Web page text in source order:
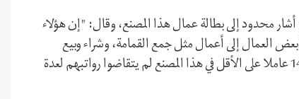
اليوم الثلاثاء 28 أبريل (نيسان)، أشار محدود إلى بطالة عمال هذا المصنع، وقال: "إن هؤلاء
العمال إلى أعمال مثل جمع القمامة، وشراء وبيع
البلاستيك القديم، والمواد المستهلكة لكسب المال"، مضيفًا أن 140 عاملا على الأقل في هذا المصنع لم يتقاضوا رواتبهم لعدة